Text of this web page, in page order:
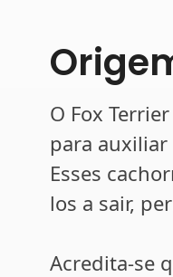
O Fox
para
Esses
los a sair,
Acredita-se